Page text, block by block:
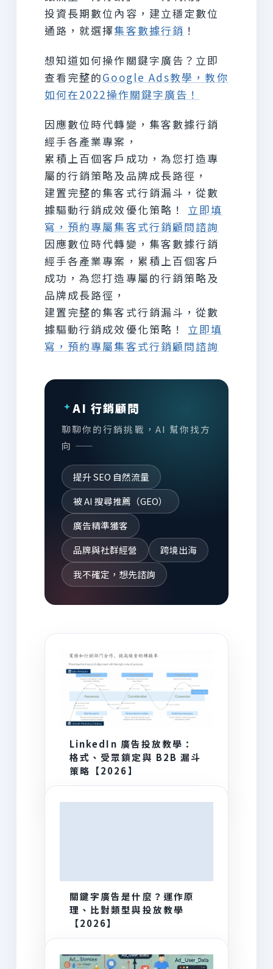
投資長期數位內容，建立穩定數位
通路，就選擇集客數據行銷 ！
想知道如何操作關鍵字廣告？立即
查看完整的Google Ads教學，教你
如何在2022操作關鍵字廣告！
因應數位時代轉變，集客數據行銷
經手各產業專案，
累積上百個客戶成功，為您打造專
屬的行銷策略及品牌成長路徑，
建置完整的集客式行銷漏斗，從數
據驅動行銷成效優化策略！ 立即填
寫，預約專屬集客式行銷顧問諮詢
因應數位時代轉變，集客數據行銷
經手各產業專案，累積上百個客戶
成功，為您打造專屬的行銷策略及
品牌成長路徑，
建置完整的集客式行銷漏斗，從數
據驅動行銷成效優化策略！ 立即填
寫，預約專屬集客式行銷顧問諮詢
AI 行銷顧問
聊聊你的行銷挑戰，AI 幫你找方
向 ——
提升 SEO 自然流量
被 AI 搜尋推薦（GEO）
廣告精準獲客
品牌與社群經營
跨境出海
我不確定，想先諮詢
LinkedIn 廣告投放教學：
格式、受眾鎖定與 B2B 漏斗
策略【2026】
關鍵字廣告是什麼？運作原
理、比對類型與投放教學
【2026】